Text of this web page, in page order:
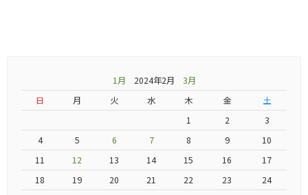
1月 2024年2月 3月
日
月 火 水 木 金
土
1
2
3
4
5 6 7 8 9
10
11
12 13 14 15 16
17
18
19 20 21 22 23
24